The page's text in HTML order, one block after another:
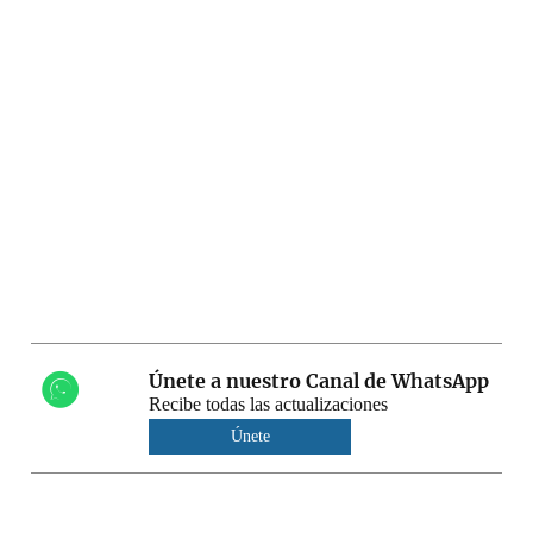
Únete a nuestro Canal de WhatsApp
Recibe todas las actualizaciones
Únete